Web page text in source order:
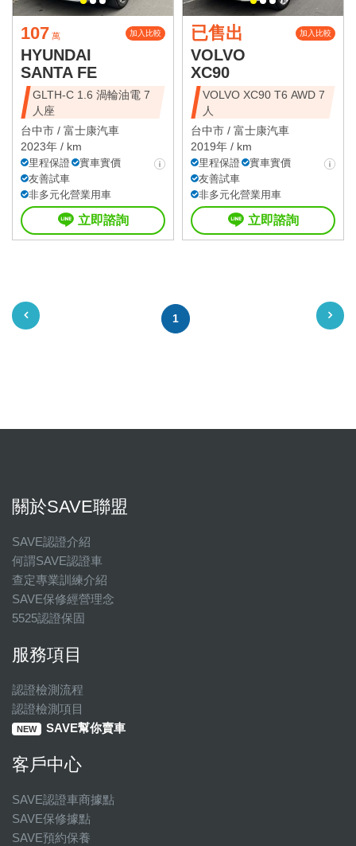
107 萬 加入比較
HYUNDAI
SANTA FE
GLTH-C 1.6 渦輪油電 7
人座
台中市 / 富士康汽車
2023年 / km
里程保證
實車實價
友善試車
非多元化營業用車
立即諮詢
已售出 加入比較
VOLVO
XC90
VOLVO XC90 T6 AWD 7
人
台中市 / 富士康汽車
2019年 / km
里程保證
實車實價
友善試車
非多元化營業用車
立即諮詢
1
關於SAVE聯盟
SAVE認證介紹
何謂SAVE認證車
查定專業訓練介紹
SAVE保修經營理念
5525認證保固
服務項目
認證檢測流程
認證檢測項目
NEW SAVE幫你賣車
客戶中心
SAVE認證車商據點
SAVE保修據點
SAVE預約保養